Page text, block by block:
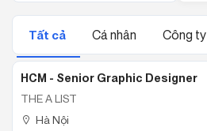
Tất cả Cá nhân Công ty
HCM - Senior Graphic Designer
THE A LIST
Hà Nội